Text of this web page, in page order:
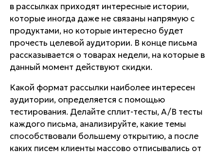
в рассылках приходят интересные истории,
которые иногда даже не связаны напрямую с
продуктами, но которые интересно будет
прочесть целевой аудитории. В конце письма
рассказывается о товарах недели, на которые в
данный момент действуют скидки.
Какой формат рассылки наиболее интересен
аудитории, определяется с помощью
тестирования. Делайте сплит-тесты, A/B тесты
каждого письма, анализируйте, какие темы
способствовали большему открытию, а после
каких писем клиенты массово отписывались от